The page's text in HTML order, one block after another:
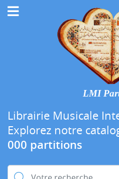
LMI
Librairie Musicale
Explorez notre
000 partitions
Rechercher :